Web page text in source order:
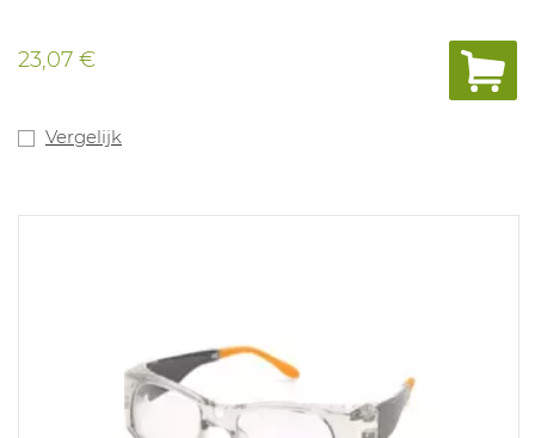
23,07 €
Vergelijk